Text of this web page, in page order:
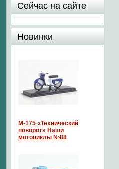
Сейчас на сайте
Новинки
М-175 «Технический
поворот» Наши
мотоциклы №88